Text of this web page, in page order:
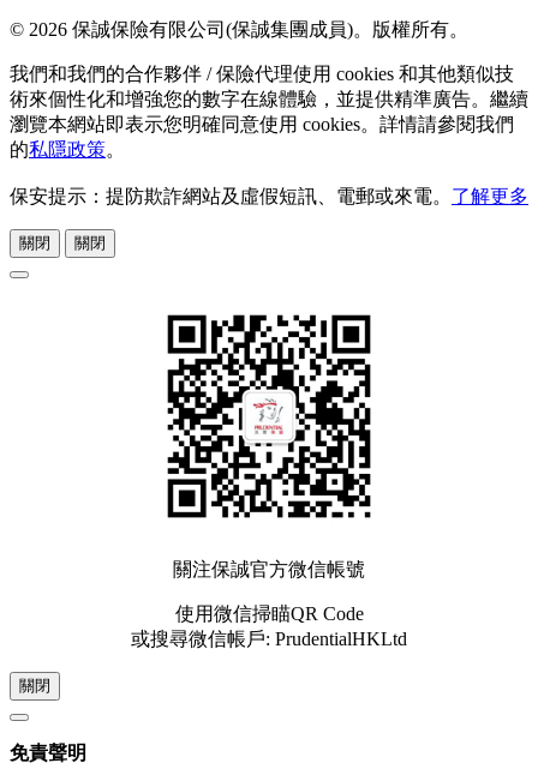
© 2026 保誠保險有限公司(保誠集團成員)。版權所有。
我們和我們的合作夥伴 / 保險代理使用 cookies 和其他類似技
術來個性化和增強您的數字在線體驗，並提供精準廣告。繼續
瀏覽本網站即表示您明確同意使用 cookies。詳情請參閱我們
的私隱政策。
保安提示：提防欺詐網站及虛假短訊、電郵或來電。 了解更多
關閉 關閉
關注保誠官方微信帳號
使用微信掃瞄QR Code
或搜尋微信帳戶: PrudentialHKLtd
關閉
免責聲明